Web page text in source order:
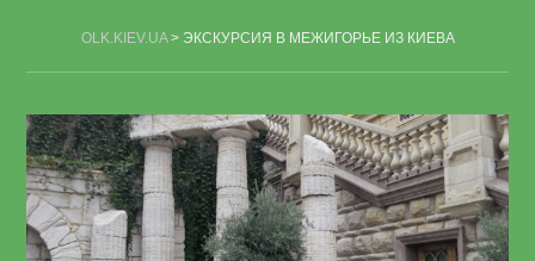
OLK.KIEV.UA> ЭКСКУРСИЯ В МЕЖИГОРЬЕ ИЗ КИЕВА